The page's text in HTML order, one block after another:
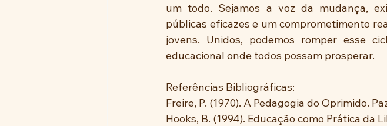
um todo. Sejamos a voz da mudança,
públicas eficazes e um comprometimento
jovens. Unidos, podemos romper esse
educacional onde todos possam prosperar.
Referências Bibliográficas:
Freire, P. (1970). A Pedagogia do Oprimido.
Hooks, B. (1994). Educação como Prática da